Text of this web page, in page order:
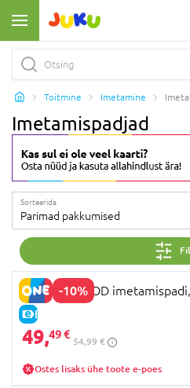
Toitmine Imetamine
Imetamispadjad
Sorteerida
Parimad pakkumised
-10%
E-HIND
MOTHERHOOD
49,49 €
54,99 €
Ostes lisaks ühe toote e-poes